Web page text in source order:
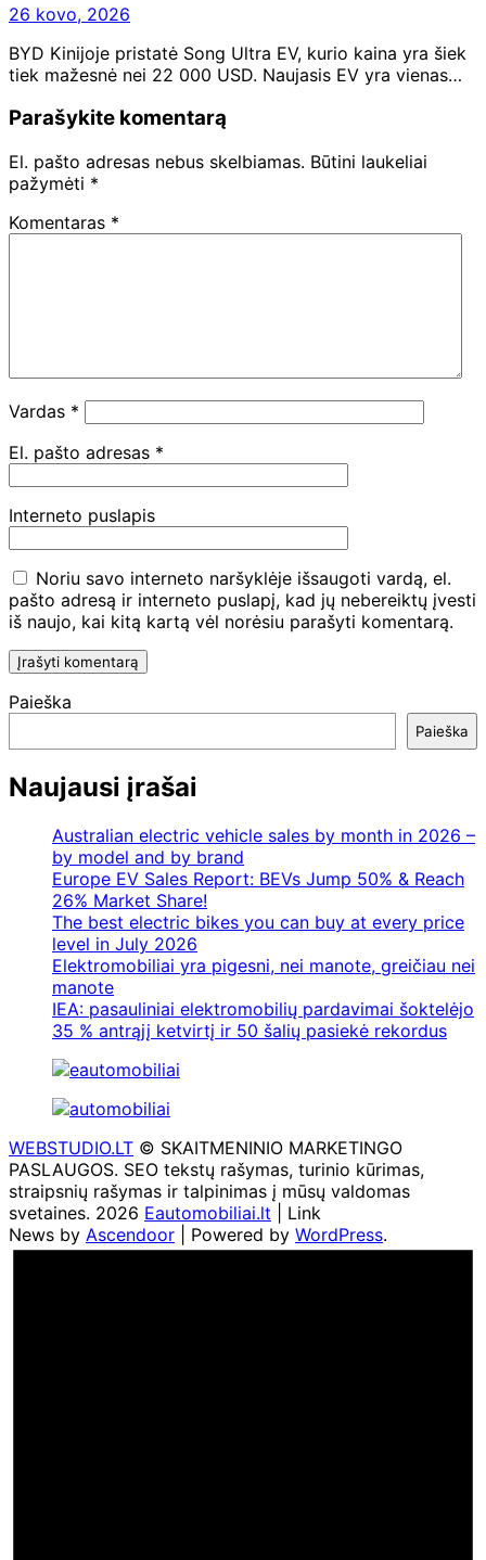
26 kovo, 2026
BYD Kinijoje pristatė Song Ultra EV, kurio kaina yra šiek
tiek mažesnė nei 22 000 USD. Naujasis EV yra vienas…
Parašykite komentarą
El. pašto adresas nebus skelbiamas. Būtini laukeliai
pažymėti *
Komentaras *
Vardas *
El. pašto adresas *
Interneto puslapis
Noriu savo interneto naršyklėje išsaugoti vardą, el.
pašto adresą ir interneto puslapį, kad jų nebereiktų įvesti
iš naujo, kai kitą kartą vėl norėsiu parašyti komentarą.
Paieška
Paieška
Naujausi įrašai
Australian electric vehicle sales by month in 2026 –
by model and by brand
Europe EV Sales Report: BEVs Jump 50% & Reach
26% Market Share!
The best electric bikes you can buy at every price
level in July 2026
Elektromobiliai yra pigesni, nei manote, greičiau nei
manote
IEA: pasauliniai elektromobilių pardavimai šoktelėjo
35 % antrąjį ketvirtį ir 50 šalių pasiekė rekordus
WEBSTUDIO.LT © SKAITMENINIO MARKETINGO
PASLAUGOS. SEO tekstų rašymas, turinio kūrimas,
straipsnių rašymas ir talpinimas į mūsų valdomas
svetaines. 2026 Eautomobiliai.lt | Link
News by Ascendoor | Powered by WordPress.